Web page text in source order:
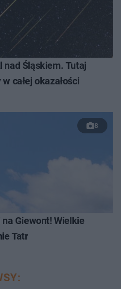
nad Śląskiem. Tutaj
całej okazałości
8
Giewont! Wielkie
Tatr